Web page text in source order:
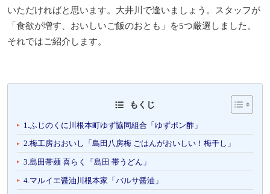
いただければと思います。大井川で逢いましょう。スタッフが
「食欲が増す、おいしいご飯のおとも」を5つ厳選しました。
それではご紹介します。
もくじ
1.ふじのくに川根本町ゆず協同組合「ゆずポン酢」
2.梅工房おおいし「島田八房梅 ごはんがおいしい！梅干し」
3.島田帯麺 喜らく「島田 帯うどん」
4.マルイエ醤油川根本家「バルサ醤油」